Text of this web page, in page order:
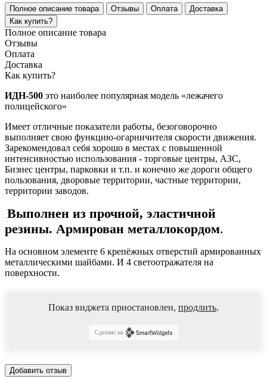
Полное описание товара Отзывы Оплата
Доставка
Как купить?
Полное описание товара
Отзывы
Оплата
Доставка
Как купить?
ИДН-500 это наиболее популярная модель «лежачего
полицейского»
Имеет отличные показатели работы, безоговорочно
выполняет свою функцию-огарничителя скорости движения.
Зарекомендовал себя хорошо в местах с повышенной
интенсивностью использования - торговые центры, АЗС,
Бизнес центры, парковки и т.п. и конечно же дороги общего
пользования, дворовые территории, частные территории,
территории заводов.
Выполнен из прочной, эластичной
резины. Армирован металлокордом.
На основном элементе 6 крепёжных отверстий армированных
металлическими шайбами. И 4 светоотражателя на
поверхности.
Показ виджета приостановлен, продлить.
Сделано на
Добавить отзыв